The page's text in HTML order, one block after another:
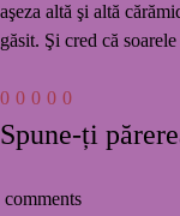
aşeza altă şi altă
găsit. Şi cred că
0 0 0 0 0
Spune-ți
comments